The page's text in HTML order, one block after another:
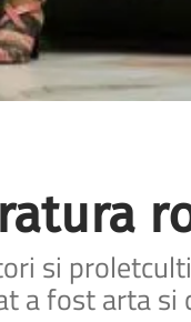
si
a fost arta